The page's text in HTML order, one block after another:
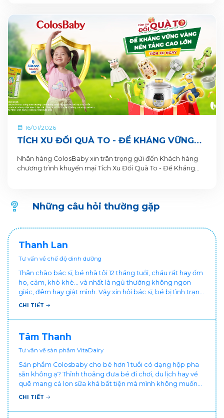
16/01/2026
TÍCH XU ĐỔI QUÀ TO - ĐỀ KHÁNG VỮNG
PHA SẴN COLOSBABY
Nhãn hàng ColosBaby xin trân trọng gửi đến Khách hàng
chương trình khuyến mại Tích Xu Đổi Quà To - Đề Kháng
Những câu hỏi thường gặp
Thanh Lan
Tư vấn về chế độ dinh dưỡng
Thân chào bác sĩ, bé nhà tôi 12 tháng tuổi, cháu rất hay ốm
ho, cảm, khò khè... và nhất là ngủ thường không ngon
giấc, đêm hay giật mình. Vậy xin hỏi bác sĩ, bé bị tình trạng
vậy nên làm sao để con khỏe mạnh và ngủ ngon giấc hơn
chăm cháu hay ốm ạ?. Cảm ơn bác sĩ.
CHI TIẾT
Tâm Thanh
Tư vấn về sản phẩm VitaDairy
Sản phẩm Colosbaby cho bé hơn 1 tuổi có dạng hộp pha
sẵn không ạ? Thỉnh thoảng đưa bé đi chơi, du lịch hay về
quê mang cả lon sữa khá bất tiện mà mình không muốn
đổi cho bé dùng sữa tươi hộp khác sợ bé nạ sữa ảnh
CHI TIẾT